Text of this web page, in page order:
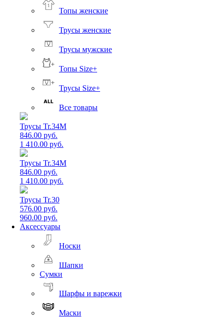
Топы женские
Трусы женские
Трусы мужские
Топы Size+
Трусы Size+
Все товары
Трусы Tr.34M
846.00 руб.
1 410.00 руб.
Трусы Tr.34M
846.00 руб.
1 410.00 руб.
Трусы Tr.30
576.00 руб.
960.00 руб.
Аксессуары
Носки
Шапки
Сумки
Шарфы и варежки
Маски